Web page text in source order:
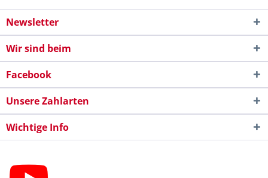
Newsletter
Wir sind beim
Facebook
Unsere Zahlarten
Wichtige Info